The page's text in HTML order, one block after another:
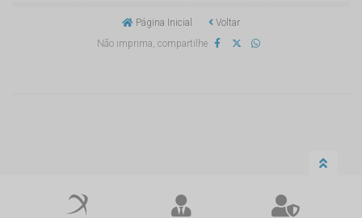
Página Inicial
Voltar
Não imprima, compartilhe